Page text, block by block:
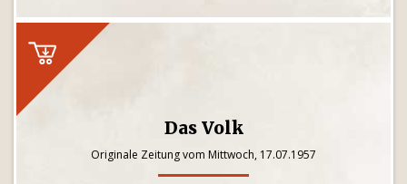
Das Volk
Originale Zeitung vom Mittwoch, 17.07.1957